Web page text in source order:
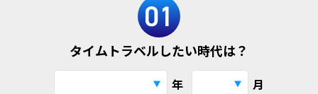
タイムトラベルしたい時代は？
年 月